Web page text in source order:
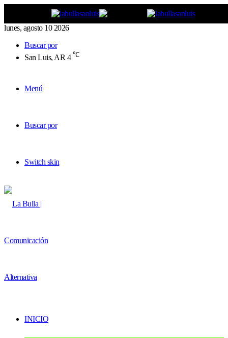
lunes, agosto 10 2026
Buscar por
San Luis, AR 4 ℃
Menú
Buscar por
Switch skin
INICIO